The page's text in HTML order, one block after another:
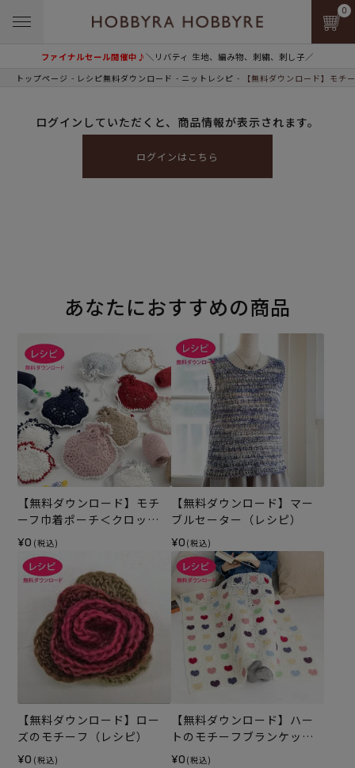
ファイナルセール開催中♪＼リバティ 生地、編み物、刺繍、刺し子／
0
トップページ レシピ無料ダウンロード ニットレシピ 【無料ダウンロード】モチ
ログインしていただくと、商品情報が表示されます。
ログインはこちら
あなたにおすすめの商品
【無料ダウンロード】モチ
ーフ巾着ポーチ＜クロッシ
ュコットン＞（レシピ）
¥0 (税込)
【無料ダウンロード】マー
ブルセーター（レシピ）
¥0 (税込)
【無料ダウンロード】ロー
ズのモチーフ（レシピ）
¥0 (税込)
【無料ダウンロード】ハー
トのモチーフブランケット
（レシピ）
¥0 (税込)